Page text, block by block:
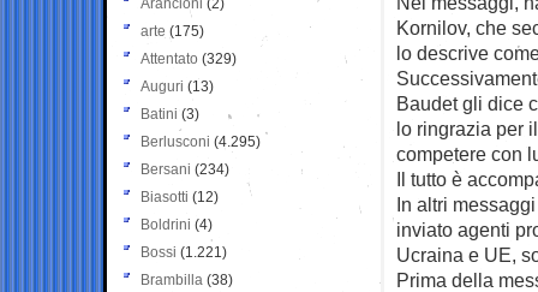
Kornilov, che
lo descrive
Baudet gli dice
lo ringrazia per
competere con
Il tutto è
In altri
inviato agenti
Ucraina e UE,
Prima della
Arancioni (2)
arte (175)
Attentato (329)
Auguri (13)
Batini (3)
Berlusconi (4.295)
Bersani (234)
Biasotti (12)
Boldrini (4)
Bossi (1.221)
Brambilla (38)